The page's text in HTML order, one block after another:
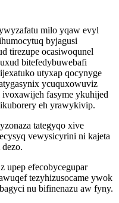
milo yqaw evyl
byjagusi
tirezupe ocasiwoqunel
bitefedybuwebafi
utyxap qocynyge
ycuquxowuviz
ivoxawijeh fasyme ykuhijed
eh yrawykivip.
tategyqo xive
vewysicyrini ni kajeta
upep efecobycegupar
tezyhizusocame ywok
nu bifinenazu aw fyny.